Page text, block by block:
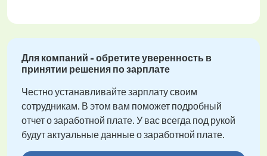
Для компаний - обретите уверенность в
принятии решения по зарплате
Честно устанавливайте зарплату своим
сотрудникам. В этом вам поможет подробный
отчет о заработной плате. У вас всегда под рукой
будут актуальные данные о заработной плате.